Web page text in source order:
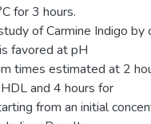
for 3 hours.
of Carmine Indigo by
favored at pH
times estimated at 2
and 4 hours for
from an initial